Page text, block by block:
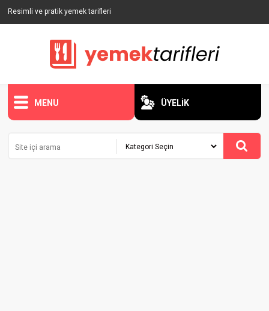
Resimli ve pratik yemek tarifleri
MENU ÜYELİK